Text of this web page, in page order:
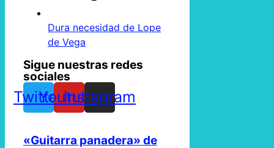
Dura necesidad de Lope
de Vega
Sigue nuestras redes
sociales
TwitterYoutube
Instagram
«Guitarra panadera» de